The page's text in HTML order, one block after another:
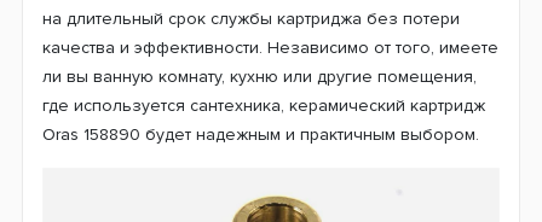
на длительный срок службы картриджа без потери
качества и эффективности. Независимо от того, имеете
ли вы ванную комнату, кухню или другие помещения,
где используется сантехника, керамический картридж
Oras 158890 будет надежным и практичным выбором.